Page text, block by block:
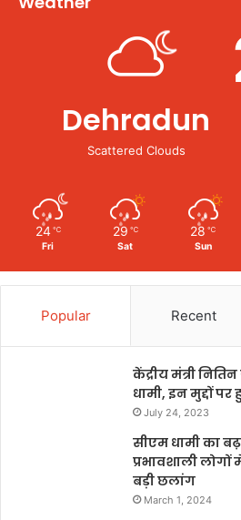
Dehradun
Scattered Clouds
24 ℃
Fri
29 ℃
Sat
28 ℃
Sun
Popular Recent
केंद्रीय मंत्री
धामी, इन मुद्दों पर
July 24, 2023
सीएम धामी का
प्रभावशाली
बड़ी छलांग
March 1, 2024